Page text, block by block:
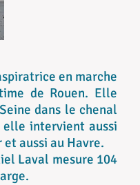
en marche
de Rouen. Elle
dans le chenal
elle intervient aussi
aussi au Havre.
Laval mesure 104